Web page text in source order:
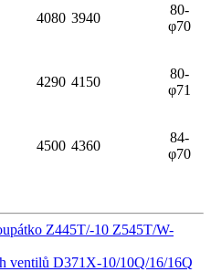
4080 3940
80-
φ70
4290 4150
80-
φ71
4500 4360
84-
φ70
Z445T/-10 Z545T/W-
ventilů D371X-10/10Q/16/16Q